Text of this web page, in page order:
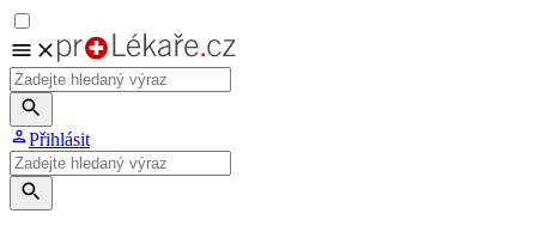
Přihlásit